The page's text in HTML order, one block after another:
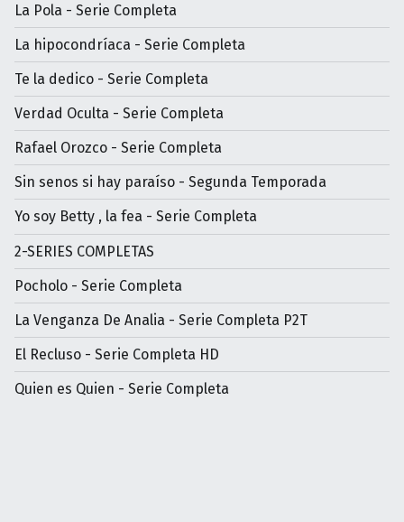
La Pola - Serie Completa
La hipocondríaca - Serie Completa
Te la dedico - Serie Completa
Verdad Oculta - Serie Completa
Rafael Orozco - Serie Completa
Sin senos si hay paraíso - Segunda Temporada
Yo soy Betty , la fea - Serie Completa
2-SERIES COMPLETAS
Pocholo - Serie Completa
La Venganza De Analia - Serie Completa P2T
El Recluso - Serie Completa HD
Quien es Quien - Serie Completa